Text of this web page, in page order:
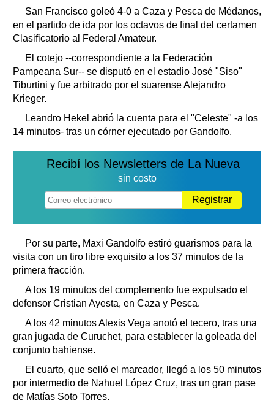
Servicios
Farmacias
Transportes
Loterías
Datos Útiles
Fúnebres
San Francisco goleó 4-0 a Caza y Pesca de Médanos,
en el partido de ida por los octavos de final del certamen
Clasificatorio al Federal Amateur.
El cotejo --correspondiente a la Federación
Pampeana Sur-- se disputó en el estadio José "Siso"
Tiburtini y fue arbitrado por el suarense Alejandro
Krieger.
Leandro Hekel abrió la cuenta para el "Celeste" -a los
14 minutos- tras un córner ejecutado por Gandolfo.
Recibí los Newsletters de La Nueva
sin costo
Registrar
Por su parte, Maxi Gandolfo estiró guarismos para la
visita con un tiro libre exquisito a los 37 minutos de la
primera fracción.
A los 19 minutos del complemento fue expulsado el
defensor Cristian Ayesta, en Caza y Pesca.
A los 42 minutos Alexis Vega anotó el tecero, tras una
gran jugada de Curuchet, para establecer la goleada del
conjunto bahiense.
El cuarto, que selló el marcador, llegó a los 50 minutos
por intermedio de Nahuel López Cruz, tras un gran pase
de Matías Soto Torres.